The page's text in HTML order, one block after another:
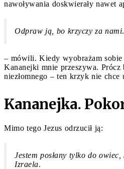
nawoływania doskwierały nawet
Odpraw ją, bo krzyczy za nami.
– mówili. Kiedy wyobrażam
Kananejki mnie przeszywa.
niezłomnego – ten krzyk nie chce
Kananejka.
Mimo tego Jezus odrzucił ją:
Jestem posłany tylko do
Izraela.